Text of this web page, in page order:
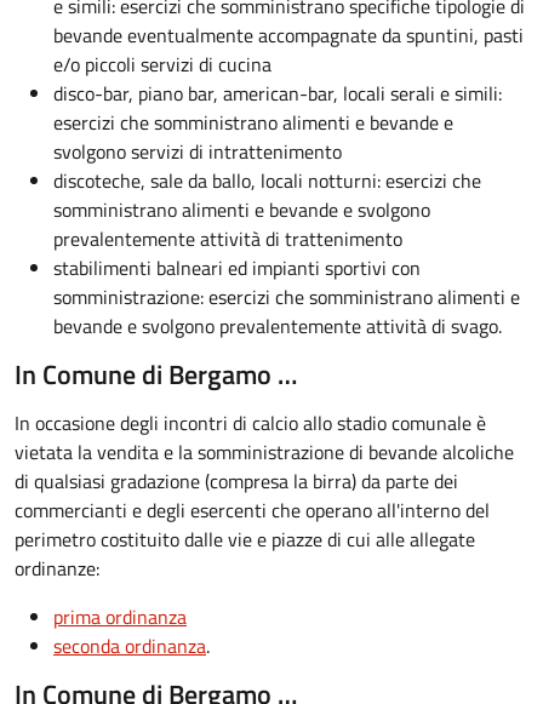
bevande eventualmente accompagnate da spuntini, pasti
e/o piccoli servizi di cucina
disco-bar, piano bar, american-bar, locali serali e simili:
esercizi che somministrano alimenti e bevande e
svolgono servizi di intrattenimento
discoteche, sale da ballo, locali notturni: esercizi che
somministrano alimenti e bevande e svolgono
prevalentemente attività di trattenimento
stabilimenti balneari ed impianti sportivi con
somministrazione: esercizi che somministrano alimenti e
bevande e svolgono prevalentemente attività di svago.
In Comune di Bergamo …
In occasione degli incontri di calcio allo stadio comunale è
vietata la vendita e la somministrazione di bevande alcoliche
di qualsiasi gradazione (compresa la birra) da parte dei
commercianti e degli esercenti che operano all'interno del
perimetro costituito dalle vie e piazze di cui alle allegate
ordinanze:
prima ordinanza
seconda ordinanza.
In Comune di Bergamo …